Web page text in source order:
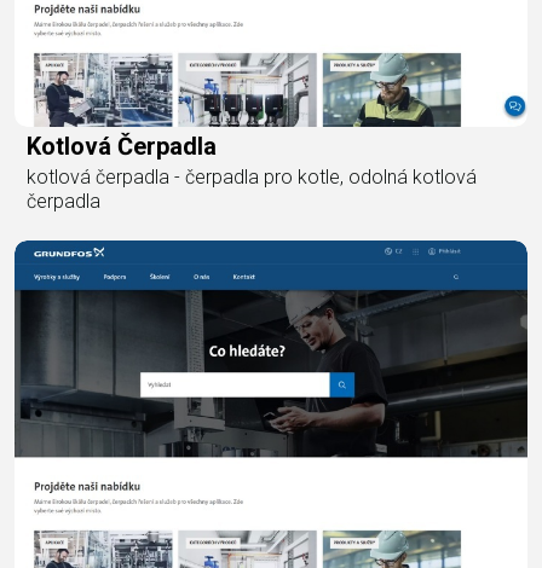
Kotlová Čerpadla
kotlová čerpadla - čerpadla pro kotle, odolná kotlová
čerpadla